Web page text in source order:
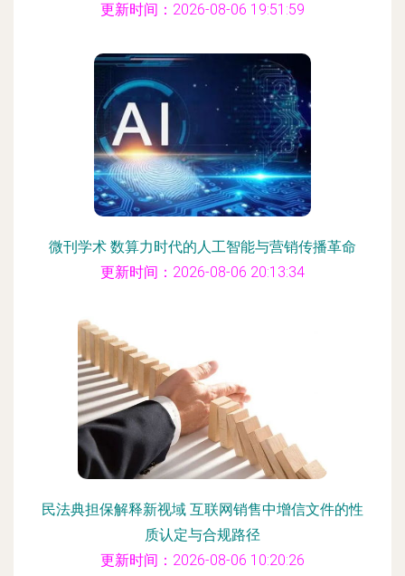
更新时间：2026-08-06 19:51:59
微刊学术 数算力时代的人工智能与营销传播革命
更新时间：2026-08-06 20:13:34
民法典担保解释新视域 互联网销售中增信文件的性
质认定与合规路径
更新时间：2026-08-06 10:20:26